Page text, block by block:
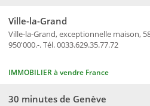
IMMOBILIER à vendre France
Ville-la-Grand, exceptionnelle maison,
950'000.-. Tél. 0033.629.35.77.72
Ville-la-Grand
30 minutes de Genève